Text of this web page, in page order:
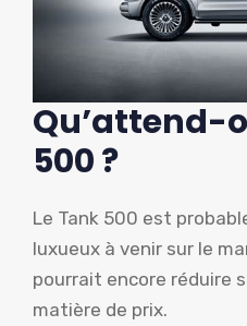
Qu’attend-
500 ?
Le Tank 500 est
luxueux à venir sur le
pourrait encore réduire
matière de prix.